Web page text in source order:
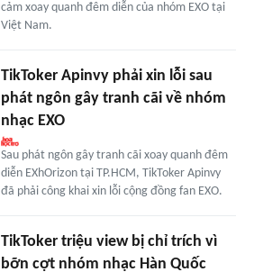
cảm xoay quanh đêm diễn của nhóm EXO tại
Việt Nam.
TikToker Apinvy phải xin lỗi sau
phát ngôn gây tranh cãi về nhóm
nhạc EXO
Sau phát ngôn gây tranh cãi xoay quanh đêm
diễn EXhOrizon tại TP.HCM, TikToker Apinvy
đã phải công khai xin lỗi cộng đồng fan EXO.
TikToker triệu view bị chỉ trích vì
bỡn cợt nhóm nhạc Hàn Quốc